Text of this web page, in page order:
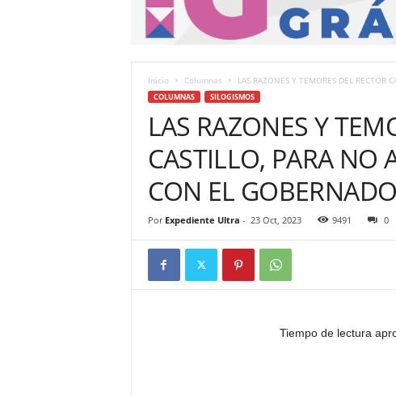
U
Inicio Columnas LAS RAZONES Y TEMORES DEL RECTOR
COLUMNAS SILOGISMOS
LAS RAZONES Y
CASTILLO, PARA NO
CON EL
Por Expediente Ultra - 23 Oct, 2023 9491 0
Tiempo de lectura